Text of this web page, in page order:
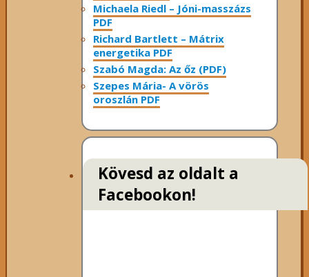
Michaela Riedl – Jóni-masszázs
PDF
Richard Bartlett – Mátrix
energetika PDF
Szabó Magda: Az őz (PDF)
Szepes Mária- A vörös
oroszlán PDF
Kövesd az oldalt a
Facebookon!